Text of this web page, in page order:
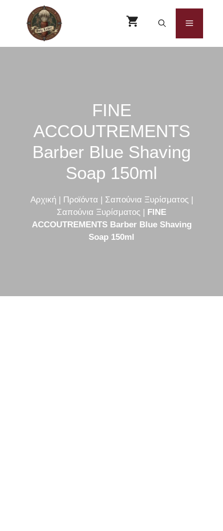
Μετάβαση
περιεχόμενο
Μενού
FINE
ACCOUTREMENTS
Barber Blue Shaving
Soap 150ml
Αρχική| Προϊόντα | Σαπούνια Ξυρίσματος |
Σαπούνια Ξυρίσματος | FINE
ACCOUTREMENTS Barber Blue Shaving
Soap 150ml